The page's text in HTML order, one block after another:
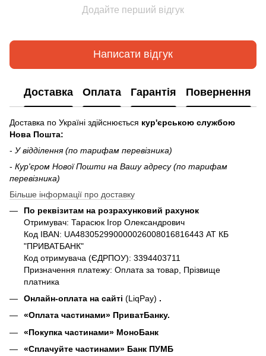
Додайте перший відгук
Написати відгук
Доставка Оплата Гарантія Повернення
Доставка по Україні здійснюється кур'єрською службою
Нова Пошта:
- У відділення (по тарифам перевізника)
- Кур'єром Нової Пошти на Вашу адресу (по тарифам
перевізника)
Більше інформації про доставку
По реквізитам на розрахунковий рахунок
Отримувач: Тарасюк Ігор Олександрович
Код IBAN: UA483052990000026008016816443 АТ КБ
"ПРИВАТБАНК"
Код отримувача (ЄДРПОУ): 3394403711
Призначення платежу: Оплата за товар, Прізвище
платника
Онлайн-оплата на сайті (LiqPay) .
«Оплата частинами» ПриватБанку.
«Покупка частинами» МоноБанк
«Сплачуйте частинами» Банк ПУМБ